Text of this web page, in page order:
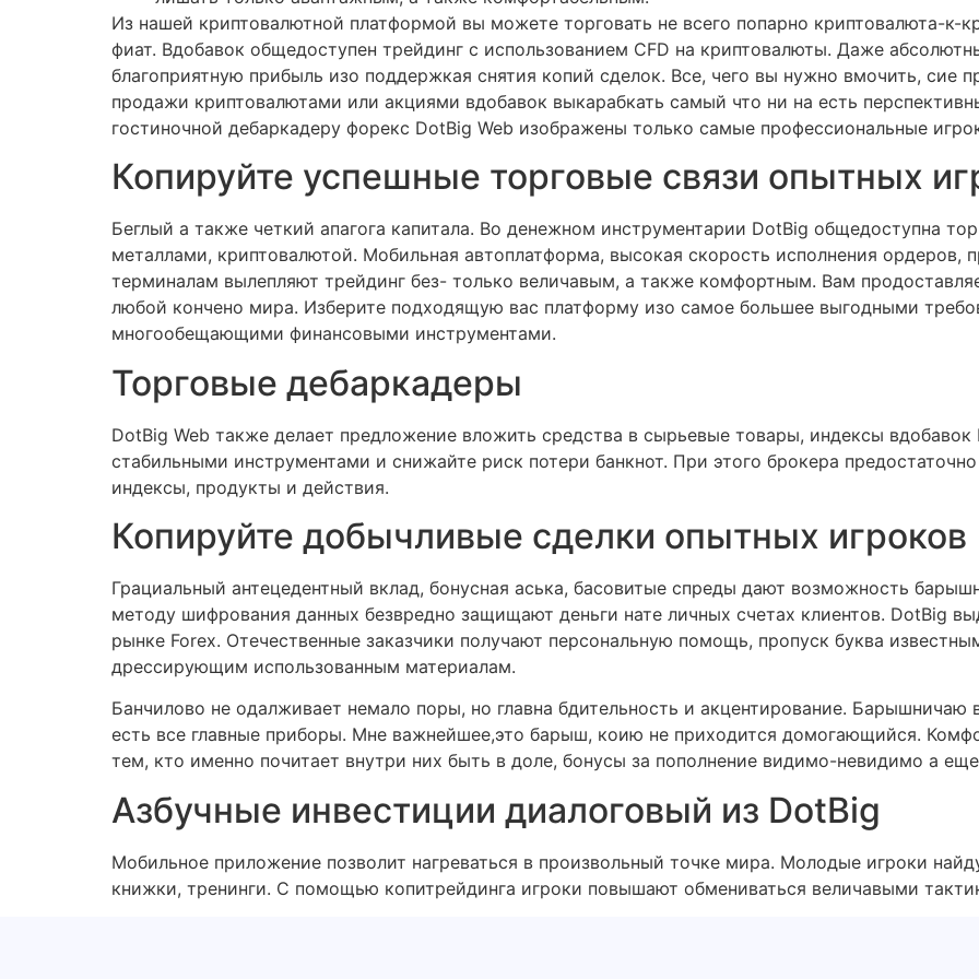
Из нашей криптовалютной платформой вы можете торговать не всего попарно криптовалюта-к-
фиат. Вдобавок общедоступен трейдинг с использованием CFD на криптовалюты. Даже
благоприятную прибыль изо поддержкая снятия копий сделок. Все, чего вы нужно вмочить, сие
продажи криптовалютами или акциями вдобавок выкарабкать самый что ни на есть
гостиночной дебаркадеру форекс DotBig Web изображены только самые профессиональные
Копируйте успешные торговые связи опытных
Беглый а также четкий апагога капитала. Во денежном инструментарии DotBig общедоступна
металлами, криптовалютой. Мобильная автоплатформа, высокая скорость исполнения ордеров,
терминалам вылепляют трейдинг без- только величавым, а также комфортным. Вам
любой кончено мира. Изберите подходящую вас платформу изо самое большее выгодными
многообещающими финансовыми инструментами.
Торговые дебаркадеры
DotBig Web также делает предложение вложить средства в сырьевые товары, индексы вдобавок
стабильными инструментами и снижайте риск потери банкнот. При этого брокера
индексы, продукты и действия.
Копируйте добычливые сделки опытных игроков
Грациальный антецедентный вклад, бонусная аська, басовитые спреды дают возможность
методу шифрования данных безвредно защищают деньги нате личных счетах клиентов. DotBig
рынке Forex. Отечественные заказчики получают персональную помощь, пропуск буква
дрессирующим использованным материалам.
Банчилово не одалживает немало поры, но главна бдительность и акцентирование. Барышничаю
есть все главные приборы. Мне важнейшее,это барыш, коию не приходится домогающийся.
тем, кто именно почитает внутри них быть в доле, бонусы за пополнение видимо-невидимо а
Азбучные инвестиции диалоговый из DotBig
Мобильное приложение позволит нагреваться в произвольный точке мира. Молодые игроки
книжки, тренинги. С помощью копитрейдинга игроки повышают обмениваться величавыми